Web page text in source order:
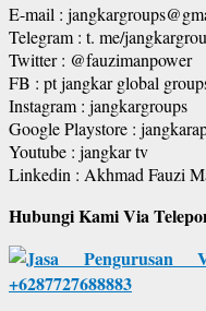
E-mail :
Telegram : t. me/
Twitter : @fauzimanpower
FB : pt jangkar global
Instagram : jangkargroups
Google Playstore :
Youtube : jangkar tv
Linkedin : Akhmad Fauzi
Hubungi Kami Via